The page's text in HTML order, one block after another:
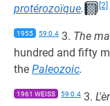
protérozoïque. [2]
1955 59:0.4 3. The
hundred and fifty
the Paleozoic.
1961 WEISS 59:0.4 3.